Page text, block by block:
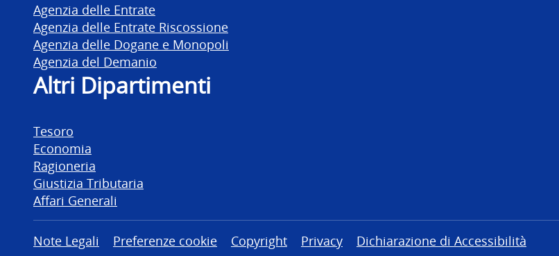
Agenzia delle Entrate
Agenzia delle Entrate Riscossione
Agenzia delle Dogane e Monopoli
Agenzia del Demanio
Altri Dipartimenti
Tesoro
Economia
Ragioneria
Giustizia Tributaria
Affari Generali
Altre informazioni
Note Legali Preferenze cookie Copyright Privacy Dichiarazione di Accessibilità